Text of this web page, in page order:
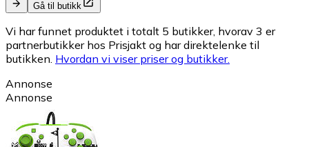
Gå til butikk
Vi har funnet produktet i totalt 5 butikker, hvorav 3 er
partnerbutikker hos Prisjakt og har direktelenke til
butikken. Hvordan vi viser priser og butikker.
Annonse
Annonse